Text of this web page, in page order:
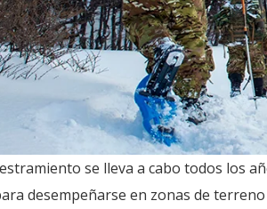
se lleva a cabo todos los
desempeñarse en zonas de